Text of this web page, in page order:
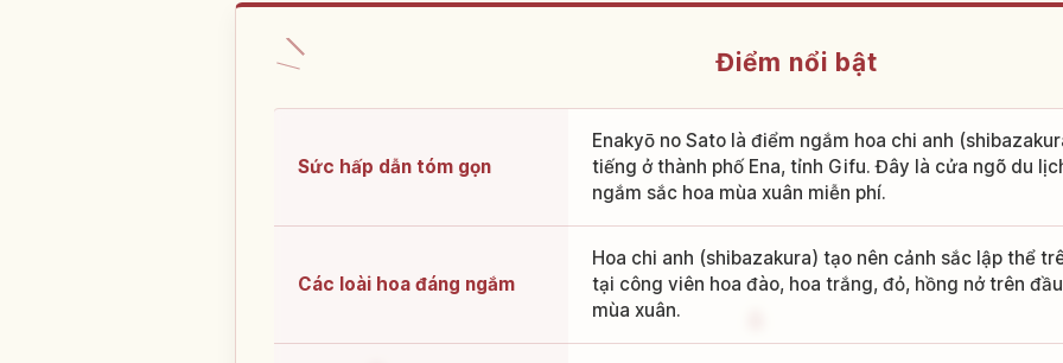
Điểm nổi bật
Sức hấp dẫn tóm gọn
Enakyō no Sato là điểm ngắm hoa chi anh
tiếng ở thành phố Ena, tỉnh Gifu. Đây là cửa ngõ du
ngắm sắc hoa mùa xuân miễn phí.
Các loài hoa đáng ngắm
Hoa chi anh (shibazakura) tạo nên cảnh sắc lập thể
tại công viên hoa đào, hoa trắng, đỏ, hồng nở trên
mùa xuân.